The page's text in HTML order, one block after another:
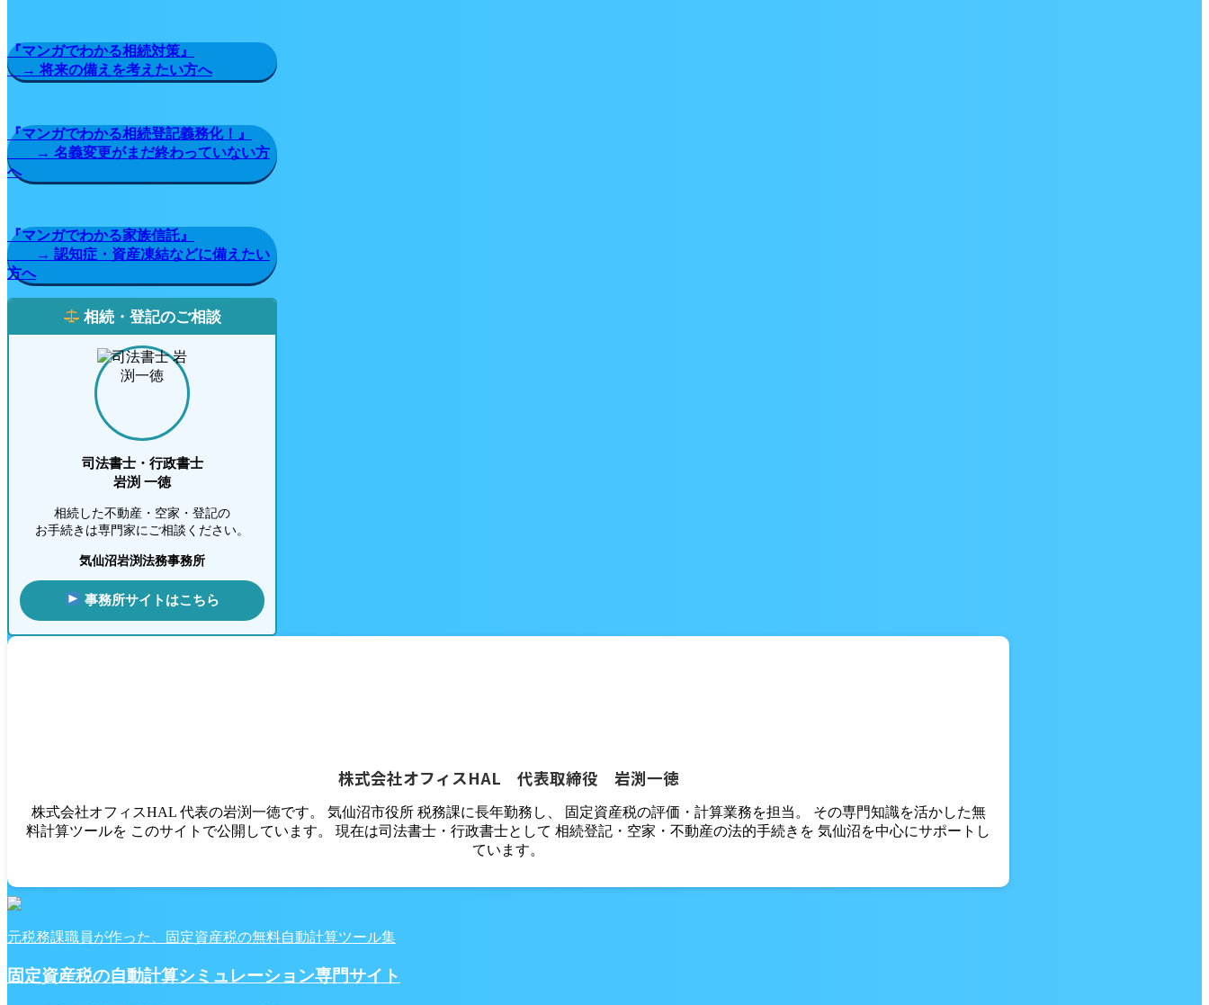
『マンガでわかる相続対策』
→ 将来の備えを考えたい方へ
『マンガでわかる相続登記義務化！』
→ 名義変更がまだ終わっていない方
へ
『マンガでわかる家族信託』
→ 認知症・資産凍結などに備えたい
方へ
相続・登記のご相談
司法書士・行政書士
岩渕 一徳
相続した不動産・空家・登記の
お手続きは専門家にご相談ください。
気仙沼岩渕法務事務所
事務所サイトはこちら
株式会社オフィスHAL 代表取締役 岩渕一徳
株式会社オフィスHAL 代表の岩渕一徳です。 気仙沼市役所 税務課に長年勤務し、 固定資産税の評価・計算業務を担当。 その専門知識を活かした無
料計算ツールを このサイトで公開しています。 現在は司法書士・行政書士として 相続登記・空家・不動産の法的手続きを 気仙沼を中心にサポートし
ています。
元税務課職員が作った、固定資産税の無料自動計算ツール集
固定資産税の自動計算シミュレーション専門サイト